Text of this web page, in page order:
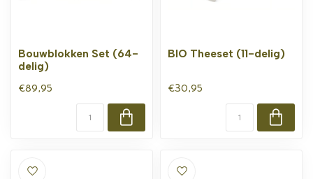
Bouwblokken Set (64-
delig)
€89,95
BIO Theeset (11-delig)
€30,95